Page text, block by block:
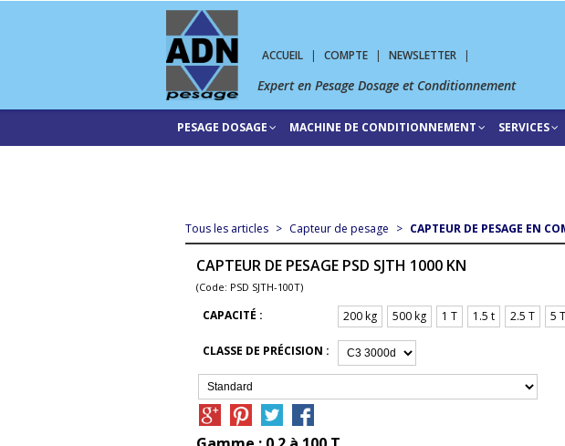
ACCUEIL | COMPTE | NEWSLETTER |
Expert en Pesage Dosage et Conditionnement
PESAGE DOSAGE MACHINE DE CONDITIONNEMENT SERVICES
Tous les articles > Capteur de pesage > CAPTEUR DE PESAGE EN
CAPTEUR DE PESAGE PSD SJTH 1000 KN
(Code: PSD SJTH-100T)
CAPACITÉ : 200 kg 500 kg 1 T 1.5 t 2.5 T 5 T
CLASSE DE PRÉCISION :